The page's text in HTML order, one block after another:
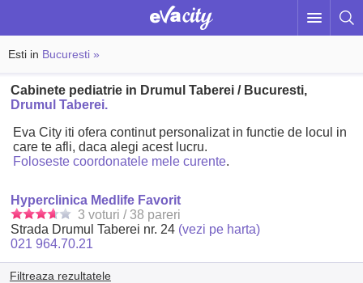
Esti in Bucuresti »
Cabinete pediatrie in Drumul Taberei / Bucuresti,
Drumul Taberei.
Eva City iti ofera continut personalizat in functie de locul in
care te afli, daca alegi acest lucru.
Foloseste coordonatele mele curente.
Hyperclinica Medlife Favorit
3 voturi / 38 pareri
Strada Drumul Taberei nr. 24 (vezi pe harta)
021 964.70.21
Filtreaza rezultatele